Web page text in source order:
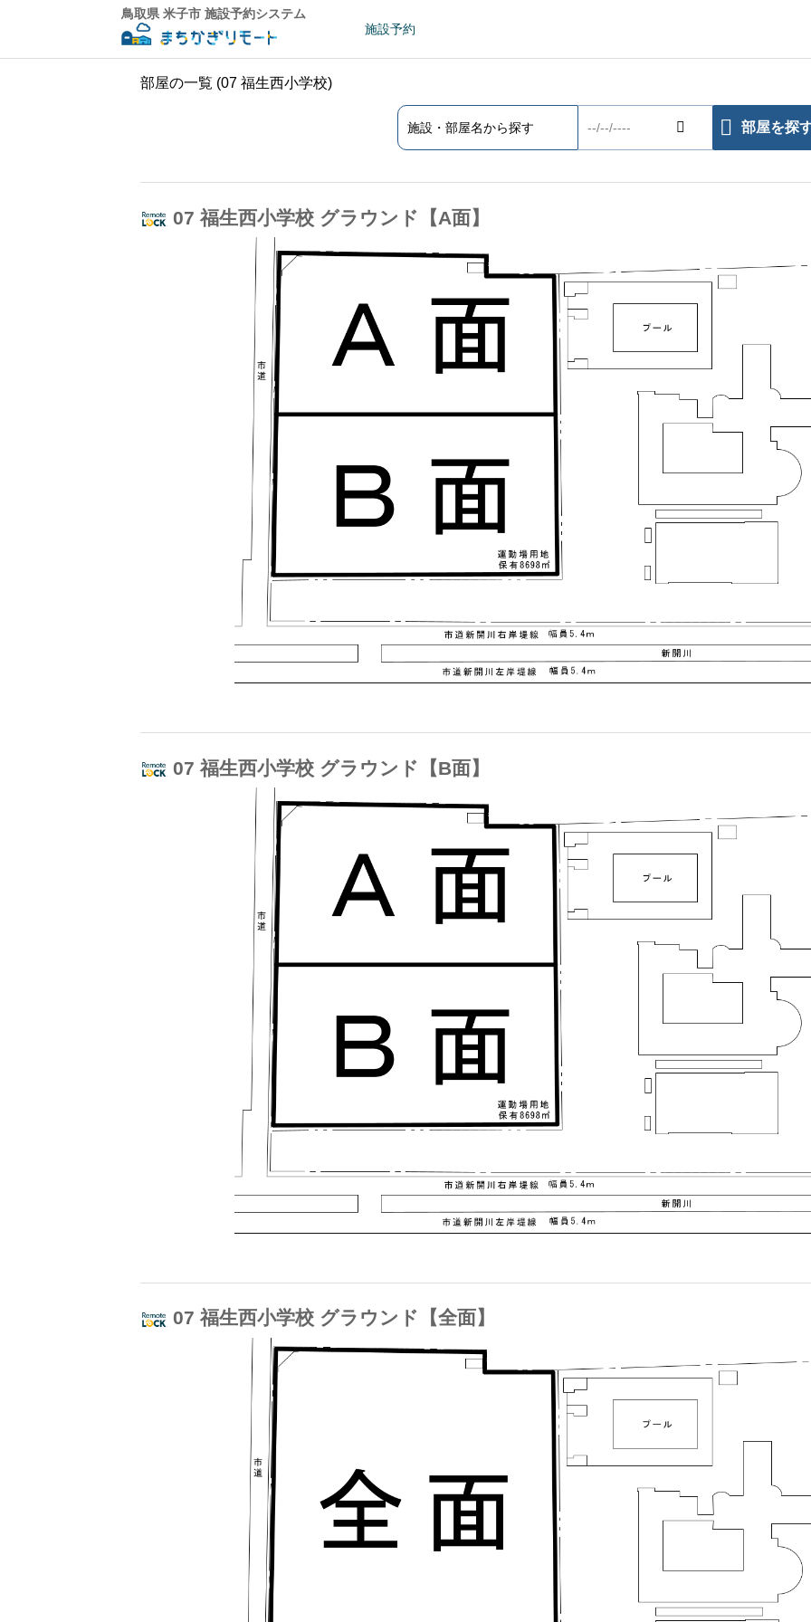
鳥取県 米子市 施設予約システム
施設予約
部屋の一覧 (07 福生西小学校)
部屋を探
07 福生西小学校 グラウンド【A面】
07 福生西小学校 グラウンド【B面】
07 福生西小学校 グラウンド【全面】